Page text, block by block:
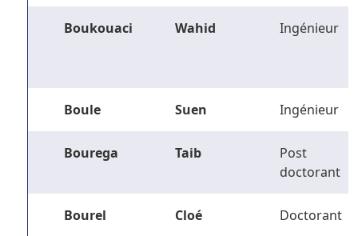
Boukouaci Wahid Ingénieur
Boule Suen Ingénieur
Bourega Taib
Post
doctorant
Bourel Cloé Doctorant